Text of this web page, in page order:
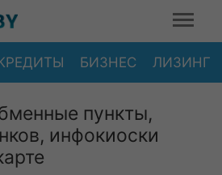
БИЗНЕС ЛИЗИНГ
пункты,
инфокиоски